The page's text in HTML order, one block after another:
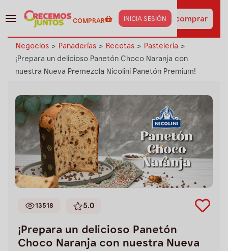
COMPRAR INICIA SESIÓN
¡Haz clic aquí y obtén los
insumos de esta receta
al instante!
Ir a comprar
Negocios > Panaderías > Recetas > Pastelería >
¡Prepara un delicioso Panetón Choco Naranja con
nuestra Nueva Premezcla Nicolini Panetón Premium!
13518 5.0
¡Prepara un delicioso Panetón
Choco Naranja con nuestra Nueva